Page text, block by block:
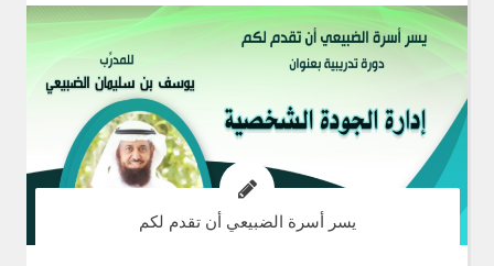
يسر أسرة الضبيعي أن تقدم لكم